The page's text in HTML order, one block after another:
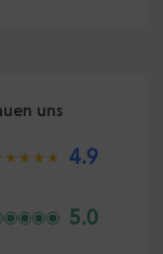
uns
4.9
5.0